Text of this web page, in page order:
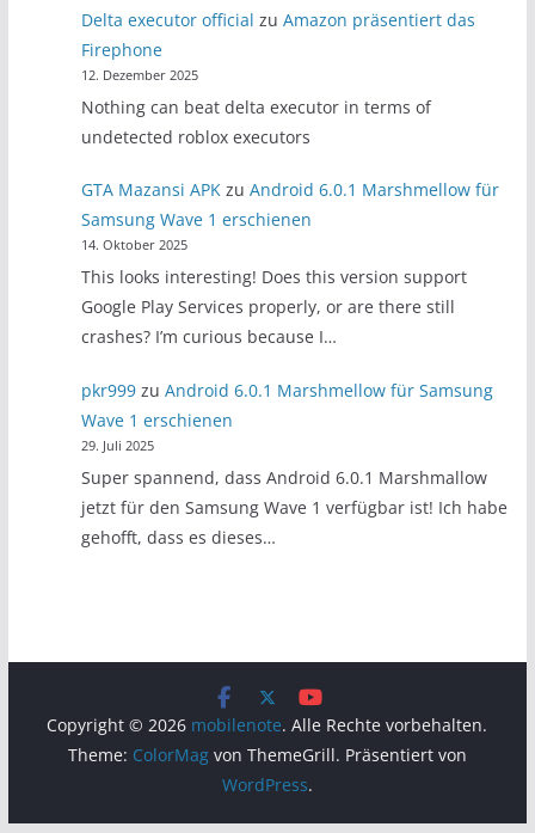
Delta executor official zuAmazon präsentiert das
Firephone
12. Dezember 2025
Nothing can beat delta executor in terms of
undetected roblox executors
GTA Mazansi APK zuAndroid 6.0.1 Marshmellow für
Samsung Wave 1 erschienen
14. Oktober 2025
This looks interesting! Does this version support
Google Play Services properly, or are there still
crashes? I’m curious because I…
pkr999 zuAndroid 6.0.1 Marshmellow für Samsung
Wave 1 erschienen
29. Juli 2025
Super spannend, dass Android 6.0.1 Marshmallow
jetzt für den Samsung Wave 1 verfügbar ist! Ich habe
gehofft, dass es dieses…
Copyright © 2026 mobilenote. Alle Rechte vorbehalten.
Theme: ColorMagvon ThemeGrill. Präsentiert von
WordPress.